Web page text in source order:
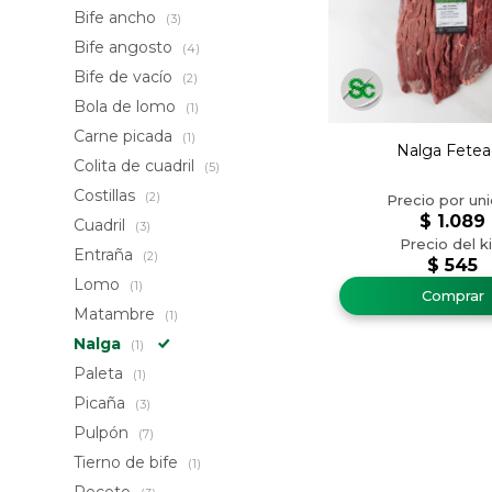
Nalga
$ 545
$ 1.089
Bife ancho (3)
Bife angosto (4)
Bife de vacío (2)
Bola de lomo (1)
Carne picada (1)
Colita de cuadril (5)
Costillas (2)
Cuadril (3)
Entraña (2)
Lomo (1)
Matambre (1)
Nalga (1)
Paleta (1)
Picaña (3)
Pulpón (7)
Tierno de bife (1)